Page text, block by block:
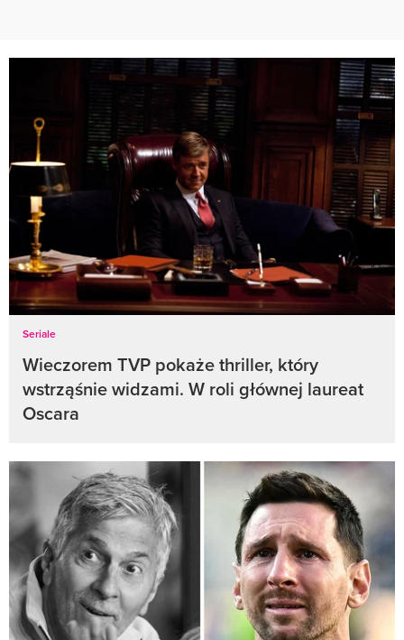
Seriale
Wieczorem TVP pokaże thriller, który
wstrząśnie widzami. W roli głównej laureat
Oscara